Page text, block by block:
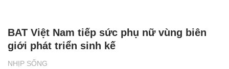
NHỊP SỐNG
BAT Việt Nam tiếp sức phụ nữ vùng biên
giới phát triển sinh kế